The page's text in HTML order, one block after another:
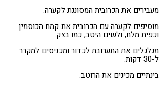
מעבירים את הכרובית המסוננת לקערה.
מוסיפים לקערה עם הכרובית את קמח הכוסמין
וכפית מלח, ולשים היטב, כמו בצק.
מגלגלים את התערובת לכדור ומכניסים למקרר
ל-30 דקות.
בינתיים מכינים את הרוטב: